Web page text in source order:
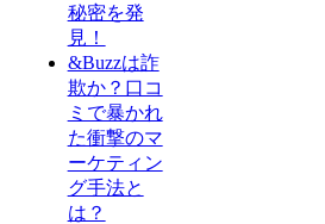
秘密を発
見！
&Buzzは詐
欺か？口コ
ミで暴かれ
た衝撃のマ
ーケティン
グ手法と
は？